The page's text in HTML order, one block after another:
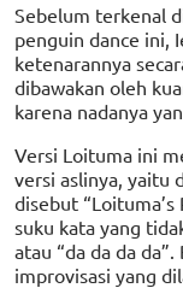
Sebelum terkenal
penguin dance ini,
ketenarannya
dibawakan oleh
karena nadanya
Versi Loituma ini
versi aslinya, yaitu
disebut
suku kata yang
atau “da da da
improvisasi yang